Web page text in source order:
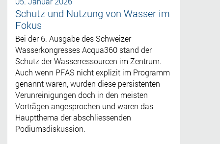
Schutz und Nutzung von Wasser im
Fokus
Bei der 6. Ausgabe des Schweizer
Wasserkongresses Acqua360 stand der
Schutz der Wasserressourcen im Zentrum.
Auch wenn PFAS nicht explizit im Programm
genannt waren, wurden diese persistenten
Verunreinigungen doch in den meisten
Vorträgen angesprochen und waren das
Hauptthema der abschliessenden
Podiumsdiskussion.